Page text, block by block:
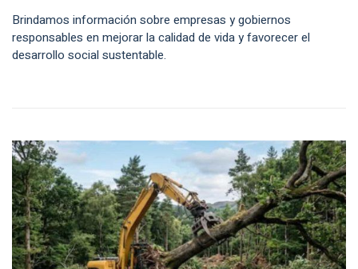
Brindamos información sobre empresas y gobiernos
responsables en mejorar la calidad de vida y favorecer el
desarrollo social sustentable.